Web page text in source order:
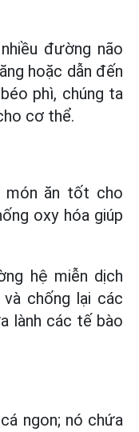
đường não
hoặc dẫn đến
phì, chúng ta
cơ thể.
ăn tốt cho
oxy hóa giúp
hệ miễn dịch
và chống lại các
lành các tế bào
ngon; nó chứa